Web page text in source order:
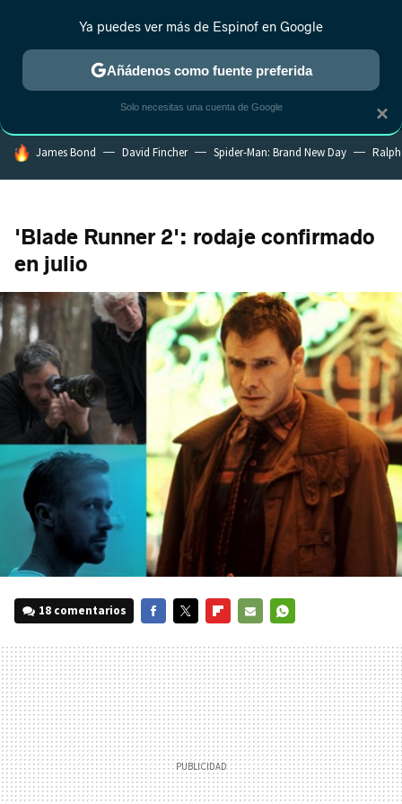
MENÚ NUEVO
ESTRENOS REALITY ANIME RANKINGS CINE
HOY SE HABLA DE
James Bond David Fincher Spider-Man: Brand New Day
'Blade Runner 2': rodaje confirmado
en julio
18 comentarios
MAIL
×
Ya puedes ver más de Espinof en Google
Añádenos como fuente preferida
Solo necesitas una cuenta de Google